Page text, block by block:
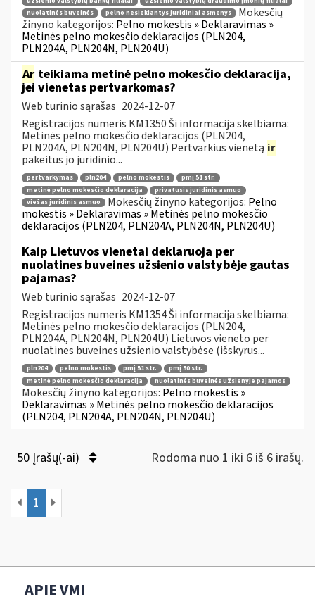
nuolatinės buveinės
pelno nesiekiantys juridiniai asmenys
Mokesčių
žinyno kategorijos: Pelno mokestis » Deklaravimas »
Metinės pelno mokesčio deklaracijos (PLN204,
PLN204A, PLN204N, PLN204U)
Ar teikiama metinė pelno mokesčio deklaracija,
jei vienetas pertvarkomas?
Web turinio sąrašas 2024-12-07
Registracijos numeris KM1350 Ši informacija skelbiama:
Metinės pelno mokesčio deklaracijos (PLN204,
PLN204A, PLN204N, PLN204U) Pertvarkius vienetą ir
pakeitus jo juridinio...
pertvarkymas pln204 pelno mokestis
pmį 51 str.
metinė pelno mokesčio deklaracija
privatusis juridinis asmuo
viešas juridinis asmuo
Mokesčių žinyno kategorijos: Pelno
mokestis » Deklaravimas » Metinės pelno mokesčio
deklaracijos (PLN204, PLN204A, PLN204N, PLN204U)
Kaip Lietuvos vienetai deklaruoja per
nuolatines buveines užsienio valstybėje gautas
pajamas?
Web turinio sąrašas 2024-12-07
Registracijos numeris KM1354 Ši informacija skelbiama:
Metinės pelno mokesčio deklaracijos (PLN204,
PLN204A, PLN204N, PLN204U) Lietuvos vieneto per
nuolatines buveines užsienio valstybėse (išskyrus...
pln204 pelno mokestis pmį 51 str.
pmį 50 str.
metinė pelno mokesčio deklaracija
nuolatinės buveinės užsienyje pajamos
Mokesčių žinyno kategorijos: Pelno mokestis »
Deklaravimas » Metinės pelno mokesčio deklaracijos
(PLN204, PLN204A, PLN204N, PLN204U)
50 Įrašų(-ai) Rodoma nuo 1 iki 6 iš 6 irašų.
1
APIE VMI